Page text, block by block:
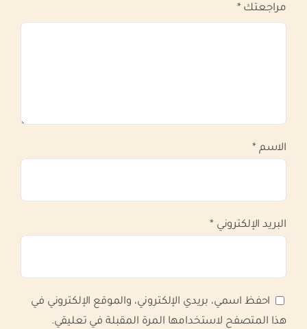
مراجعتك *
الاسم *
البريد الإلكتروني *
احفظ اسمي، بريدي الإلكتروني، والموقع الإلكتروني في
هذا المتصفح لاستخدامها المرة المقبلة في تعليقي.